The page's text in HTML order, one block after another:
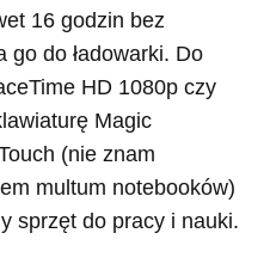
16 godzin bez
go do ładowarki. Do
HD 1080p czy
Magic
(nie znam
multum notebooków)
sprzęt do pracy i nauki.